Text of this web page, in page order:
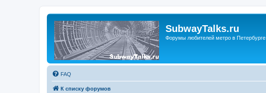
SubwayTalks.ru
Форумы любителей метро в Петербурге
FAQ
К списку форумов